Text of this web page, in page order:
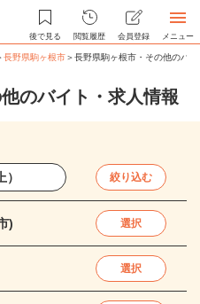
後で見る 閲覧履歴 会員登録 メニュー
長野県駒ヶ根市＞長野県駒ヶ根市・その他のバ
のバイト・求人情報
絞り込む
) 選択
選択